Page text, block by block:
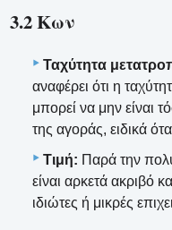
3.2 Κων
Ταχύτητα
αναφέρει ότι η
μπορεί να μην είναι
της αγοράς, ειδικά
Τιμή: Παρά την
είναι αρκετά ακριβό
ιδιώτες ή μικρές